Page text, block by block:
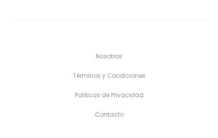
Nosotros
Términos y Condiciones
Políticas de Privacidad
Contacto